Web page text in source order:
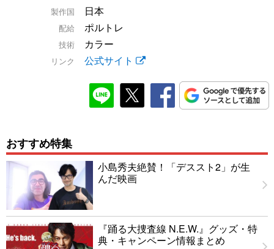
製作国 日本
配給 ポルトレ
技術 カラー
リンク 公式サイト
おすすめ特集
小島秀夫絶賛！「デススト2」が生
んだ映画
『踊る大捜査線 N.E.W.』グッズ・特
典・キャンペーン情報まとめ